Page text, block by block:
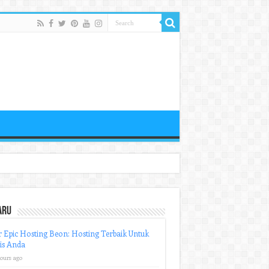
Epic Hosting Beon: Hosting Terbaik Untuk
Anda
ago